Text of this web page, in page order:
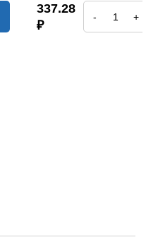
337.28
₽
- +